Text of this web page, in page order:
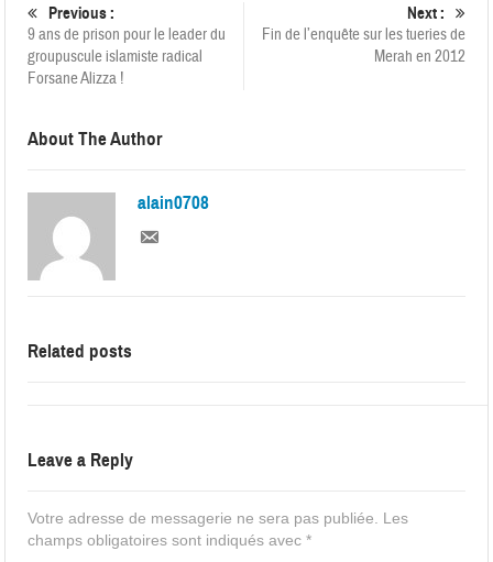
Previous :
9 ans de prison pour le leader du
groupuscule islamiste radical
Forsane Alizza !
Next :
Fin de l’enquête sur les tueries de
Merah en 2012
About The Author
alain0708
Related posts
Leave a Reply
Votre adresse de messagerie ne sera pas publiée.
Les
champs obligatoires sont indiqués avec*